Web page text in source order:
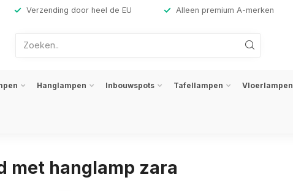
Verzending door heel de EU Alleen premium A-merken
Hanglampen Inbouwspots Tafellampen Vloerlampen
met hanglamp zara